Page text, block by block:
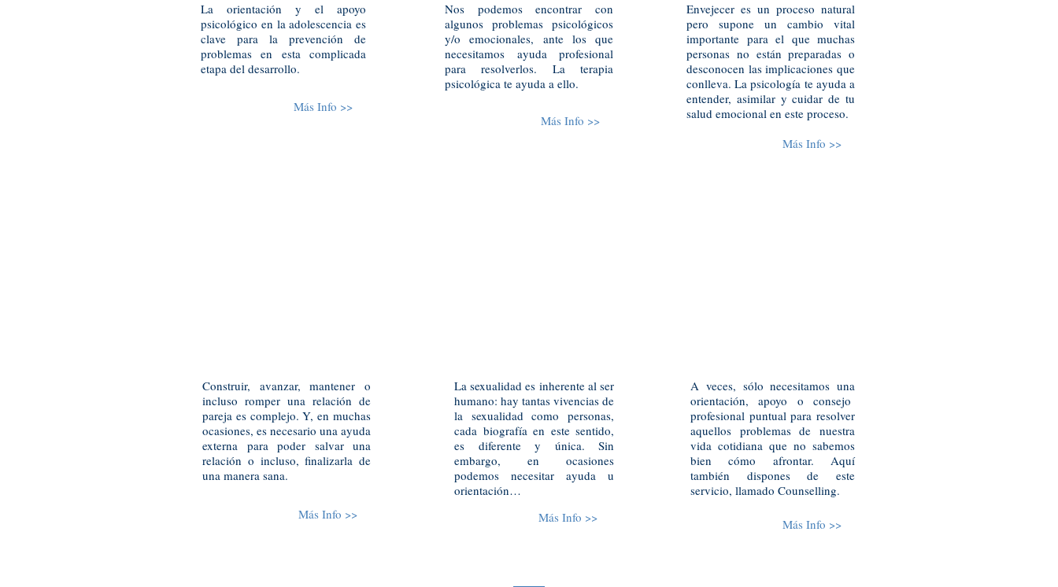
La orientación y el apoyo
psicológico en la adolescencia es
clave para la prevención de
problemas en esta complicada
etapa del desarrollo.
Más Info >>
Nos podemos encontrar con
algunos problemas psicológicos
y/o emocionales, ante los que
necesitamos ayuda profesional
para resolverlos. La terapia
psicológica te ayuda a ello.
Más Info >>
Envejecer es un proceso natural
pero supone un cambio vital
importante para el que muchas
personas no están preparadas o
desconocen las implicaciones que
conlleva. La psicología te ayuda a
entender, asimilar y cuidar de tu
salud emocional en este proceso.
Más Info >>
Construir, avanzar, mantener o
incluso romper una relación de
pareja es complejo. Y, en muchas
ocasiones, es necesario una ayuda
externa para poder salvar una
relación o incluso, finalizarla de
una manera sana.
Más Info >>
La sexualidad es inherente al ser
humano: hay tantas vivencias de
la sexualidad como personas,
cada biografía en este sentido,
es diferente y única. Sin
embargo, en ocasiones
podemos necesitar ayuda u
orientación…
Más Info >>
A veces, sólo necesitamos una
orientación, apoyo o consejo
profesional puntual para resolver
aquellos problemas de nuestra
vida cotidiana que no sabemos
bien cómo afrontar. Aquí
también dispones de este
servicio, llamado Counselling.
Más Info >>